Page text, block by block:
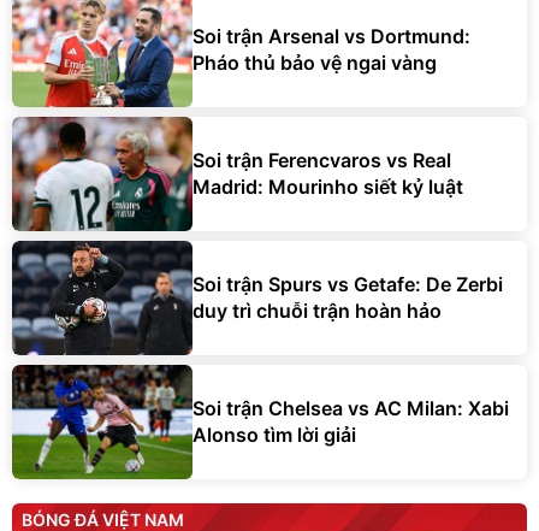
Soi trận Arsenal vs Dortmund:
Pháo thủ bảo vệ ngai vàng
Soi trận Ferencvaros vs Real
Madrid: Mourinho siết kỷ luật
Soi trận Spurs vs Getafe: De Zerbi
duy trì chuỗi trận hoàn hảo
Soi trận Chelsea vs AC Milan: Xabi
Alonso tìm lời giải
BÓNG ĐÁ VIỆT NAM